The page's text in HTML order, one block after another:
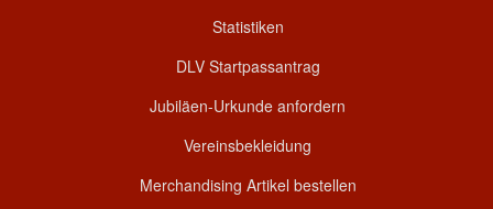
Statistiken
DLV Startpassantrag
Jubiläen-Urkunde anfordern
Vereinsbekleidung
Merchandising Artikel bestellen